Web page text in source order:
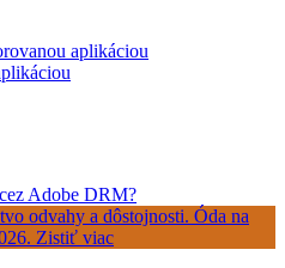
aplikáciou
Adobe DRM?